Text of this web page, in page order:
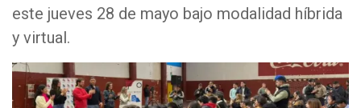
este jueves 28 de mayo bajo modalidad híbrida
y virtual.